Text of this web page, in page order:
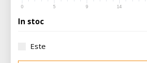
0 5 9 14
In stoc
Este